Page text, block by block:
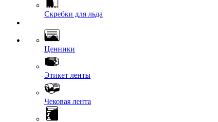
Скребки для льда
Ценники
Этикет ленты
Чековая лента